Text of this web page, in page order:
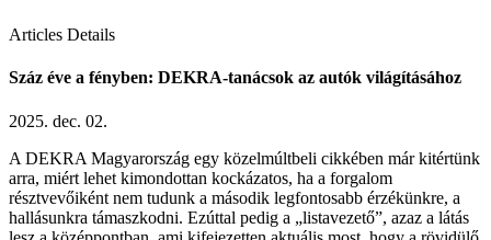
Articles Details
Száz éve a fényben: DEKRA-tanácsok az autók világításához
2025. dec. 02.
A DEKRA Magyarország egy közelmúltbeli cikkében már kitértünk
arra, miért lehet kimondottan kockázatos, ha a forgalom
résztvevőiként nem tudunk a második legfontosabb érzékünkre, a
hallásunkra támaszkodni. Ezúttal pedig a „listavezető”, azaz a látás